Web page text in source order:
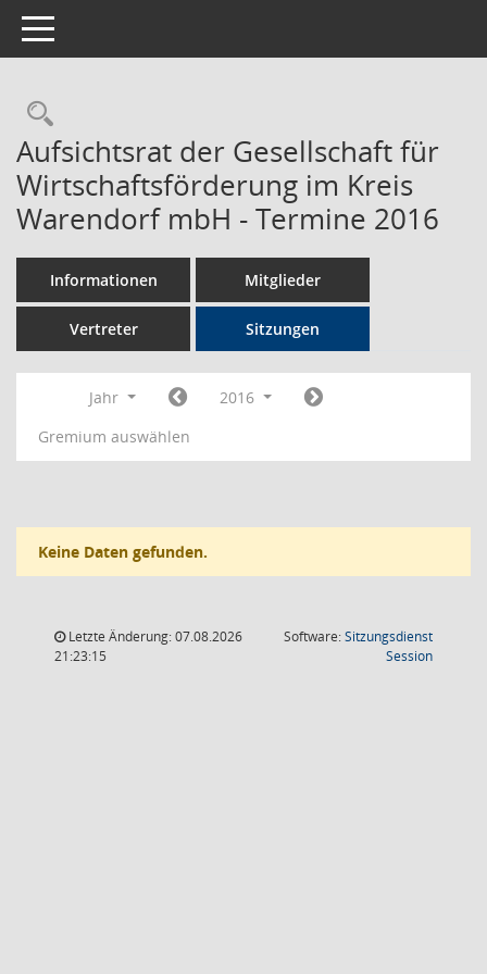
Toggle navigation
Rechercheauswahl
Aufsichtsrat der Gesellschaft für
Wirtschaftsförderung im Kreis
Warendorf mbH - Termine 2016
Informationen Mitglieder
Vertreter Sitzungen
Jahr
2016
Gremium auswählen
Keine Daten gefunden.
Letzte Änderung: 07.08.2026
21:23:15
Software:Sitzungsdienst
Session(Wird in